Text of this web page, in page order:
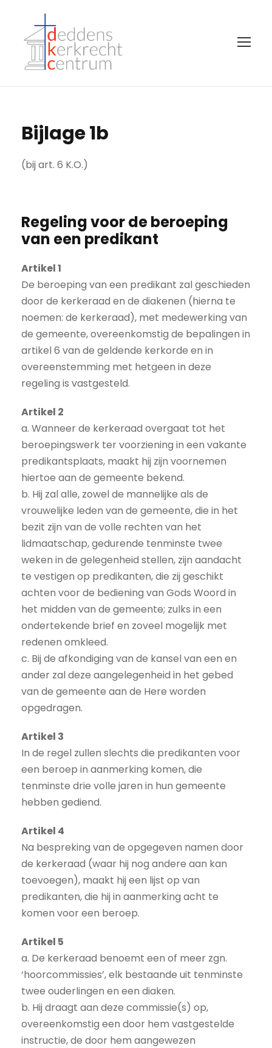
Bijlage 1b
(bij art. 6 K.O.)
Regeling voor de beroeping
van een predikant
Artikel 1
De beroeping van een predikant zal geschieden
door de kerkeraad en de diakenen (hierna te
noemen: de kerkeraad), met medewerking van
de gemeente, overeenkomstig de bepalingen in
artikel 6 van de geldende kerkorde en in
overeenstemming met hetgeen in deze
regeling is vastgesteld.
Artikel 2
a. Wanneer de kerkeraad overgaat tot het
beroepingswerk ter voorziening in een vakante
predikantsplaats, maakt hij zijn voornemen
hiertoe aan de gemeente bekend.
b. Hij zal alle, zowel de mannelijke als de
vrouwelijke leden van de gemeente, die in het
bezit zijn van de volle rechten van het
lidmaatschap, gedurende tenminste twee
weken in de gelegenheid stellen, zijn aandacht
te vestigen op predikanten, die zij geschikt
achten voor de bediening van Gods Woord in
het midden van de gemeente; zulks in een
ondertekende brief en zoveel mogelijk met
redenen omkleed.
c. Bij de afkondiging van de kansel van een en
ander zal deze aangelegenheid in het gebed
van de gemeente aan de Here worden
opgedragen.
Artikel 3
In de regel zullen slechts die predikanten voor
een beroep in aanmerking komen, die
tenminste drie volle jaren in hun gemeente
hebben gediend.
Artikel 4
Na bespreking van de opgegeven namen door
de kerkeraad (waar hij nog andere aan kan
toevoegen), maakt hij een lijst op van
predikanten, die hij in aanmerking acht te
komen voor een beroep.
Artikel 5
a. De kerkeraad benoemt een of meer zgn.
‘hoorcommissies’, elk bestaande uit tenminste
twee ouderlingen en een diaken.
b. Hij draagt aan deze commissie(s) op,
overeenkomstig een door hem vastgestelde
instructie, de door hem aangewezen